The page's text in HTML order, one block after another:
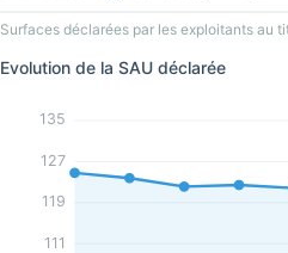
Surfaces déclarées par les exploitants au
Evolution de la SAU déclarée
111
119
127
135